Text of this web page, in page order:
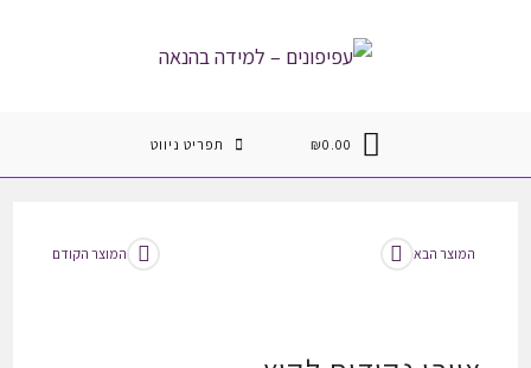
₪0.00 תפריט ניווט
המוצר הקודם המוצר הבא